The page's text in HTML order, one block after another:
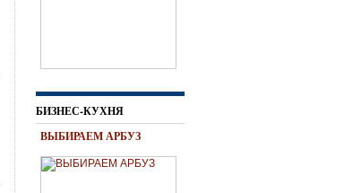
БИЗНЕС-КУХНЯ
ВЫБИРАЕМ АРБУЗ